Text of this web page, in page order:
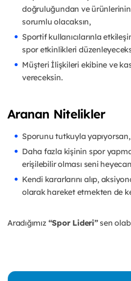
doğruluğundan ve
sorumlu olacaksın,
Sportif kullanıcılarınla
spor etkinlikleri
Müşteri İlişkileri ekibine ve
vereceksin.
Aranan Nitelikler
Sporunu tutkuyla yapıyorsan,
Daha fazla kişinin spor
erişilebilir olması seni
Kendi kararlarını alıp,
olarak hareket etmekten de
Aradığımız “Spor Lideri”sen